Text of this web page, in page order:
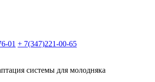
01 + 7(347)221-00-65
системы для молодняка